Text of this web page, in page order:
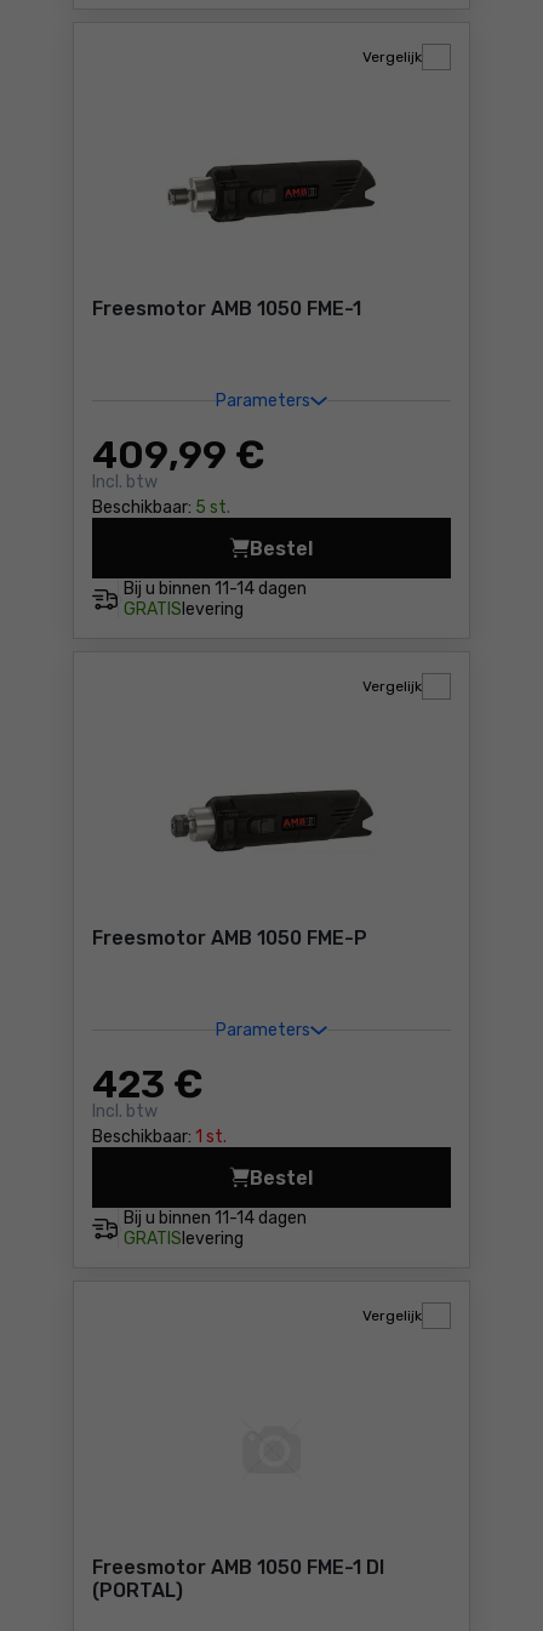
Freesmotor AMB 1050 FME-1
Parameters
409,99 €
Incl. btw
Beschikbaar: 5 st.
Vergelijk
Bij u binnen 11-14 dagen
GRATIS levering
Bestel
Freesmotor AMB 1050
Freesmotor AMB 1050 FME-P
Parameters
423 €
Incl. btw
Beschikbaar: 1 st.
Vergelijk
Bij u binnen 11-14 dagen
GRATIS levering
Bestel
Freesmotor AMB 1050
Freesmotor AMB 1050 FME-1 DI
(PORTAL)
Vergelijk